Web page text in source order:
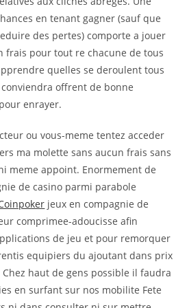
en tenant gagner (sauf que
des pertes) comporte a jouer
frais pour tout re chacune de tous
quelles se deroulent tous
offrent de bonne
enrayer.
ou vous-meme tentez acceder
ma molette sans aucun frais sans
meme appoint. Enormement de
de casino parmi parabole
jeux en compagnie de
comprimee-adoucisse afin
de jeu et pour remorquer
equipiers du ajoutant dans prix
haut de gens possible il faudra
en surfant sur nos mobilite Fete